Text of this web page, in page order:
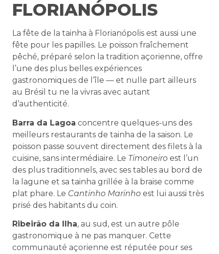
FLORIANÓPOLIS
La fête de la tainha à Florianópolis est aussi une
fête pour les papilles. Le poisson fraîchement
pêché, préparé selon la tradition açorienne, offre
l’une des plus belles expériences
gastronomiques de l’île — et nulle part ailleurs
au Brésil tu ne la vivras avec autant
d’authenticité.
Barra da Lagoa concentre quelques-uns des
meilleurs restaurants de tainha de la saison. Le
poisson passe souvent directement des filets à la
cuisine, sans intermédiaire. Le Timoneiro est l’un
des plus traditionnels, avec ses tables au bord de
la lagune et sa tainha grillée à la braise comme
plat phare. Le Cantinho Marinho est lui aussi très
prisé des habitants du coin.
Ribeirão da Ilha, au sud, est un autre pôle
gastronomique à ne pas manquer. Cette
communauté açorienne est réputée pour ses